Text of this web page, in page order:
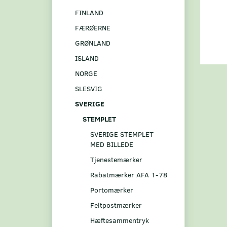
FINLAND
FÆRØERNE
GRØNLAND
ISLAND
NORGE
SLESVIG
SVERIGE
STEMPLET
SVERIGE STEMPLET
MED BILLEDE
Tjenestemærker
Rabatmærker AFA 1-78
Portomærker
Feltpostmærker
Hæftesammentryk